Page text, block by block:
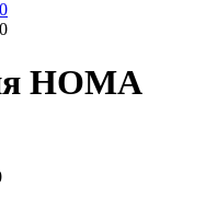
HOMA